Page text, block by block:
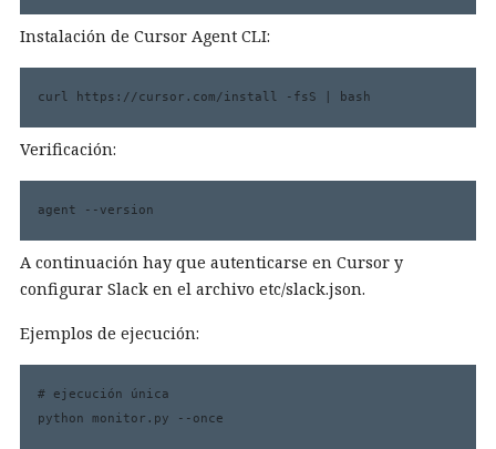
Instalación de Cursor Agent CLI:
curl https://cursor.com/install -fsS | bash
Verificación:
agent --version
A continuación hay que autenticarse en Cursor y
configurar Slack en el archivo etc/slack.json.
Ejemplos de ejecución:
# ejecución única
python monitor.py --once